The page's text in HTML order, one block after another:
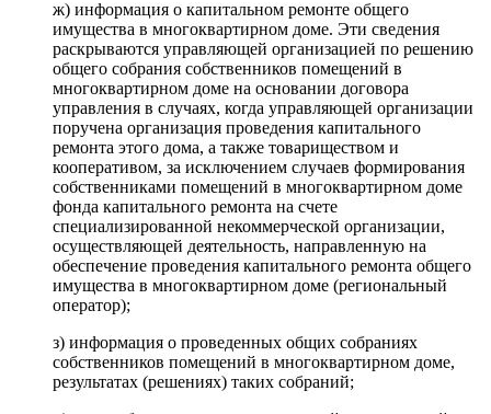
ж) информация о капитальном ремонте общего
имущества в многоквартирном доме. Эти сведения
раскрываются управляющей организацией по решению
общего собрания собственников помещений в
многоквартирном доме на основании договора
управления в случаях, когда управляющей организации
поручена организация проведения капитального
ремонта этого дома, а также товариществом и
кооперативом, за исключением случаев формирования
собственниками помещений в многоквартирном доме
фонда капитального ремонта на счете
специализированной некоммерческой организации,
осуществляющей деятельность, направленную на
обеспечение проведения капитального ремонта общего
имущества в многоквартирном доме (региональный
оператор);
з) информация о проведенных общих собраниях
собственников помещений в многоквартирном доме,
результатах (решениях) таких собраний;